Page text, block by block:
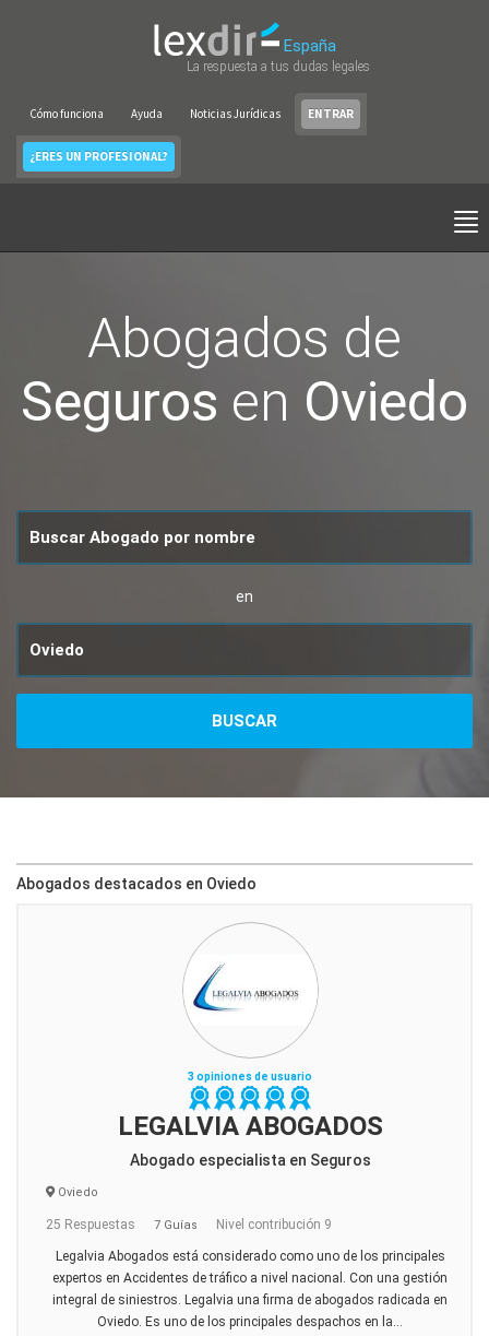
España
La respuesta a tus dudas legales
Cómo funciona Ayuda Noticias Jurídicas ENTRAR
¿ERES UN PROFESIONAL?
Abogados de
Seguros en Oviedo
en
Abogados destacados en Oviedo
3 opiniones de usuario
LEGALVIA ABOGADOS
Abogado especialista en Seguros
Oviedo
25 Respuestas 7 Guías Nivel contribución 9
Legalvia Abogados está considerado como uno de los principales
expertos en Accidentes de tráfico a nivel nacional. Con una gestión
integral de siniestros. Legalvia una firma de abogados radicada en
Oviedo. Es uno de los principales despachos en la...